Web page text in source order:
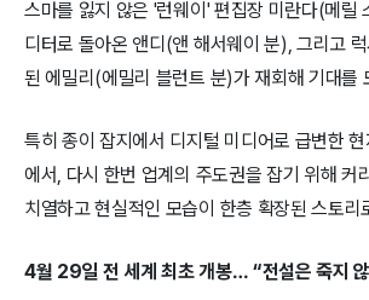
스마를 잃지 않은 '런웨이' 편집장 미란다(메릴
디터로 돌아온 앤디(앤 해서웨이 분), 그리고 럭
된 에밀리(에밀리 블런트 분)가 재회해 기대를
특히 종이 잡지에서 디지털 미디어로 급변한
에서, 다시 한번 업계의 주도권을 잡기 위해 커
치열하고 현실적인 모습이 한층 확장된 스토리
4월 29일 전 세계 최초 개봉… “전설은 죽지